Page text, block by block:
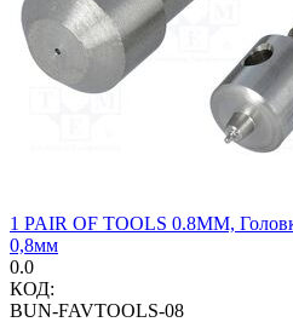
1 PAIR OF TOOLS 0.8MM,
0,8мм
0.0
КОД:
BUN-FAVTOOLS-08